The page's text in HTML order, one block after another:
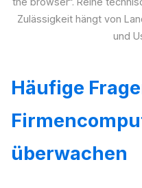
Zulässigkeit hängt von
und
Häufige
überwachen